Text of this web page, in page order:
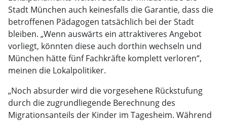
Stadt München auch keinesfalls die Garantie, dass die
betroffenen Pädagogen tatsächlich bei der Stadt
bleiben. „Wenn auswärts ein attraktiveres Angebot
vorliegt, könnten diese auch dorthin wechseln und
München hätte fünf Fachkräfte komplett verloren“,
meinen die Lokalpolitiker.
„Noch absurder wird die vorgesehene Rückstufung
durch die zugrundliegende Berechnung des
Migrationsanteils der Kinder im Tagesheim. Während